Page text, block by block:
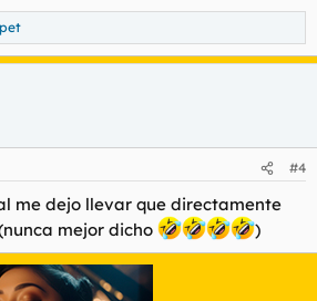
#4
me dejo llevar que directamente
mejor dicho
)